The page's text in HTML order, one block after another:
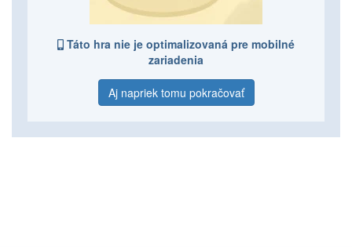
Táto hra nie je optimalizovaná pre mobilné
zariadenia
Aj napriek tomu pokračovať